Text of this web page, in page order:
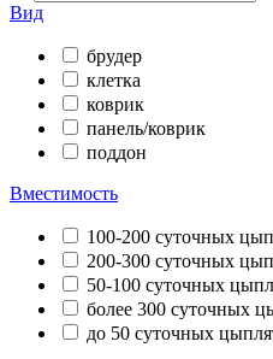
Вид
брудер
клетка
коврик
панель/коврик
поддон
Вместимость
100-200 суточных
200-300 суточных
50-100 суточных
более 300 суточных
до 50 суточных